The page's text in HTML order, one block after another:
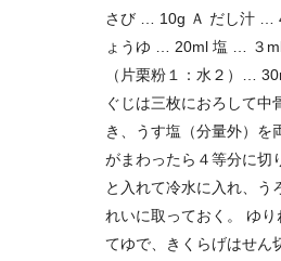
さび … 10g Ａ だし汁 …
ょうゆ … 20ml 塩 … ３
（片栗粉１：水２）…
ぐじは三枚におろして中
き、うす塩（分量外）を
がまわったら４等分に切
と入れて冷水に入れ、う
れいに取っておく。 ゆり
てゆで、きくらげはせん